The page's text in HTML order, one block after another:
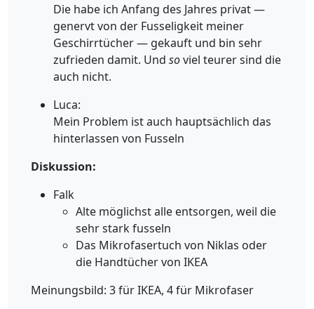
Die habe ich Anfang des Jahres privat —
genervt von der Fusseligkeit meiner
Geschirrtücher — gekauft und bin sehr
zufrieden damit. Und soviel teurer sind die
auch nicht.
Luca:
Mein Problem ist auch hauptsächlich das
hinterlassen von Fusseln
Diskussion:
Falk
Alte möglichst alle entsorgen, weil die
sehr stark fusseln
Das Mikrofasertuch von Niklas oder
die Handtücher von IKEA
Meinungsbild: 3 für IKEA, 4 für Mikrofaser